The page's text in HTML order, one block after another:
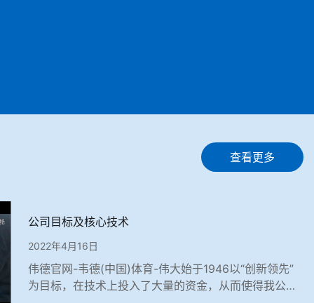
查看更多
公司目标及核心技术
2022年4月16日
伟德官网-韦德(中国)体育-伟大始于1946以“创新领先”
为目标，在技术上投入了大量的资金，从而使得我公司